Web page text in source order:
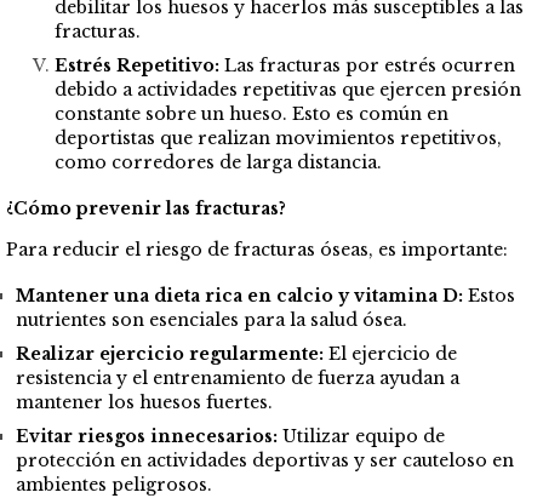
debilitar los huesos y hacerlos más susceptibles a las
fracturas.
Estrés Repetitivo: Las fracturas por estrés ocurren
debido a actividades repetitivas que ejercen presión
constante sobre un hueso. Esto es común en
deportistas que realizan movimientos repetitivos,
como corredores de larga distancia.
¿Cómo prevenir las fracturas?
Para reducir el riesgo de fracturas óseas, es importante:
Mantener una dieta rica en calcio y vitamina D: Estos
nutrientes son esenciales para la salud ósea.
Realizar ejercicio regularmente: El ejercicio de
resistencia y el entrenamiento de fuerza ayudan a
mantener los huesos fuertes.
Evitar riesgos innecesarios: Utilizar equipo de
protección en actividades deportivas y ser cauteloso en
ambientes peligrosos.